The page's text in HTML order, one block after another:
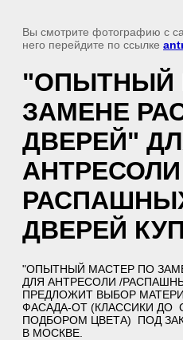
Вы смотрите фотографию с
него перейдите по ссылке
"ОПЫТНЫЙ
ЗАМЕНЕ
ДВЕРЕЙ"
ДВЕРЕЙ
"ОПЫТНЫЙ МАСТЕР ПО
ДЛЯ АНТРЕСОЛИ /
ПРЕДЛОЖИТ ВЫБОР
ФАСАДА-ОТ (КЛАССИКИ ДО
ПОДБОРОМ ЦВЕТА) ПОД
В МОСКВЕ.